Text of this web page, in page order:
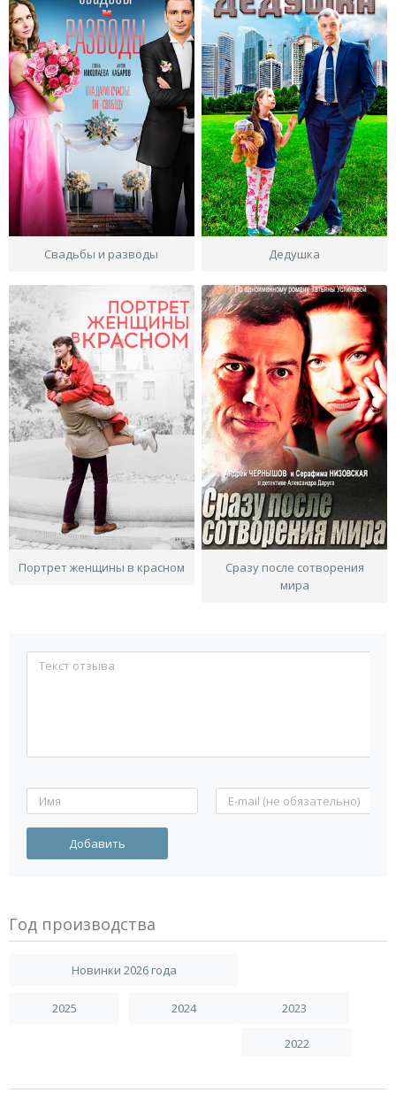
Свадьбы и разводы Дедушка
Портрет женщины в красном
Сразу после сотворения
мира
Год производства
Новинки 2026 года
2025 2024 2023
2022